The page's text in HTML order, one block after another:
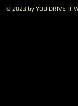
© 2023 by YOU DRIVE IT